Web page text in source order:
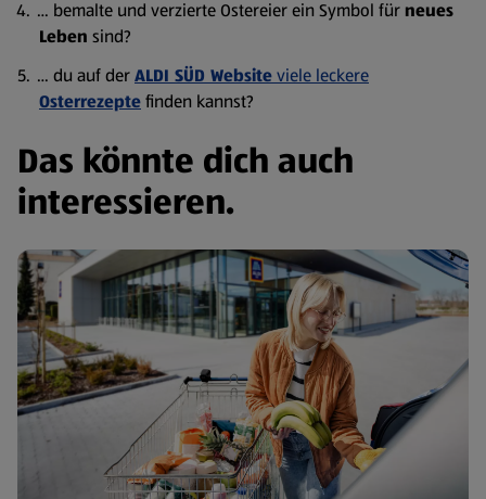
… bemalte und verzierte Ostereier ein Symbol für neues
Leben sind?
… du auf derALDI SÜD Websiteviele leckere
Osterrezeptefinden kannst?
Das könnte dich auch
interessieren.